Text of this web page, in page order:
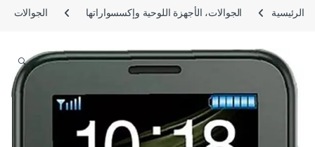
الرئيسية الجوالات، الأجهزة اللوحية وإكسسواراتها الجوالات
🔍